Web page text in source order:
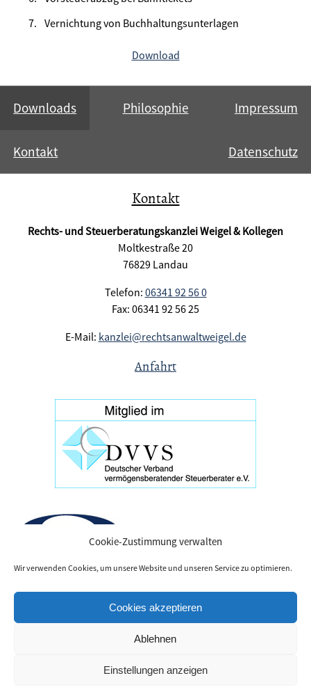
Cookie-Zustimmung verwalten
Wir verwenden Cookies, um unsere Website und unseren Service zu optimieren.
Cookies akzeptieren
Ablehnen
Einstellungen anzeigen
Vernichtung von Buchhaltungsunterlagen
Download
Downloads Philosophie Impressum
Kontakt Datenschutz
Kontakt
Rechts- und Steuerberatungskanzlei Weigel & Kollegen
Moltkestraße 20
76829 Landau
Telefon: 06341 92 56 0
Fax: 06341 92 56 25
E-Mail: kanzlei@rechtsanwaltweigel.de
Anfahrt